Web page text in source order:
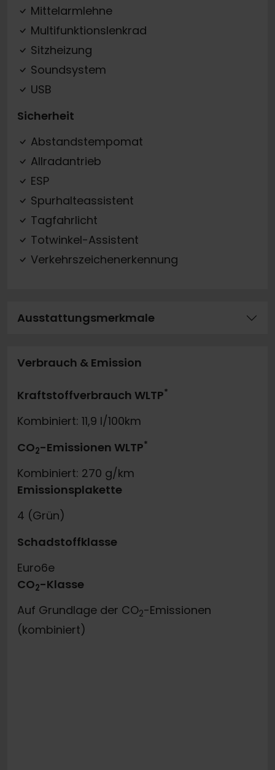
Mittelarmlehne
Multifunktionslenkrad
Sitzheizung
Soundsystem
USB
Sicherheit
Abstandstempomat
Allradantrieb
ESP
Spurhalteassistent
Tagfahrlicht
Totwinkel-Assistent
Verkehrszeichenerkennung
Ausstattungsmerkmale
Verbrauch & Emission
Kraftstoffverbrauch WLTP*
Kombiniert: 11,9 l/100km
CO2-Emissionen WLTP*
Kombiniert: 270 g/km
Emissionsplakette
4 (Grün)
Schadstoffklasse
Euro6e
CO2-Klasse
Auf Grundlage der CO2-Emissionen
(kombiniert)